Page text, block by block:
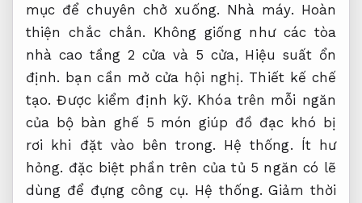
mục để chuyên chở xuống. Nhà máy. Hoàn
thiện chắc chắn. Không giống như các tòa
nhà cao tầng 2 cửa và 5 cửa, Hiệu suất ổn
định. bạn cần mở cửa hội nghị. Thiết kế chế
tạo. Được kiểm định kỹ. Khóa trên mỗi ngăn
của bộ bàn ghế 5 món giúp đồ đạc khó bị
rơi khi đặt vào bên trong. Hệ thống. Ít hư
hỏng. đặc biệt phần trên của tủ 5 ngăn có lẽ
dùng để đựng công cụ. Hệ thống. Giảm thời